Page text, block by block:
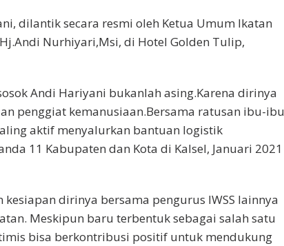
dilantik secara resmi oleh Ketua Umum Ikatan
Nurhiyari,Msi, di Hotel Golden Tulip,
Andi Hariyani bukanlah asing.Karena dirinya
penggiat kemanusiaan.Bersama ratusan ibu-ibu
aktif menyalurkan bantuan logistik
11 Kabupaten dan Kota di Kalsel, Januari 2021
dirinya bersama pengurus IWSS lainnya
Meskipun baru terbentuk sebagai salah satu
bisa berkontribusi positif untuk mendukung